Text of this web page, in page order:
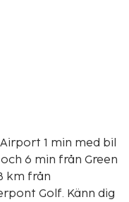
1 min med bil
6 min från Green
Golf. Känn dig